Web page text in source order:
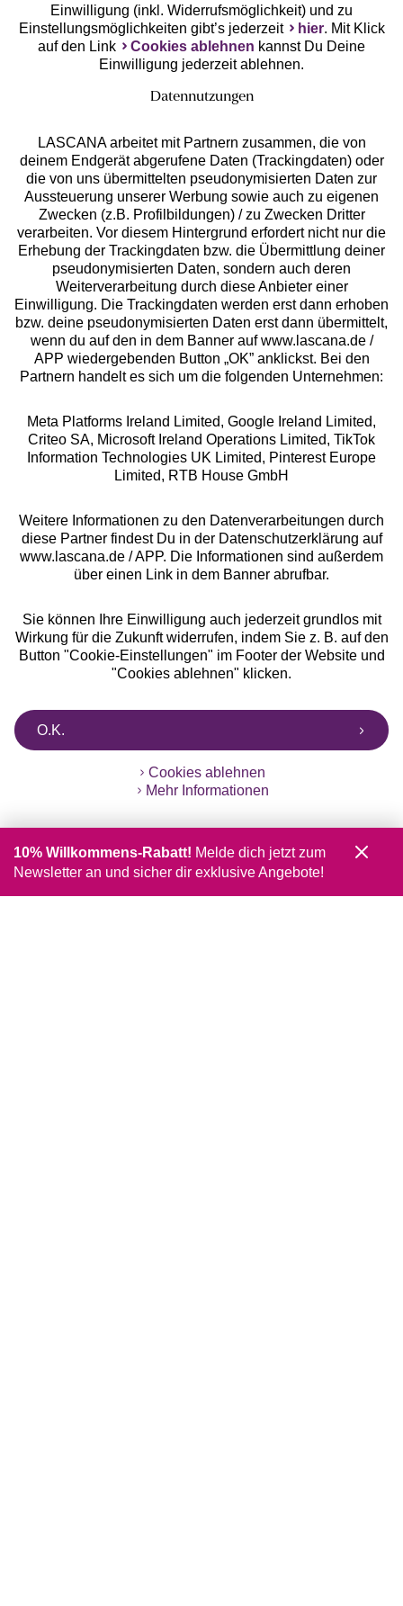
Services
Beratung
Über uns
Rechtliches
Alle Preise inkl. MwSt., zzgl.
Versandkosten
** Bonität vorausgesetzt, berechtigt zur Bonitätsprüfung
Einwilligung (inkl. Widerrufsmöglichkeit) und zu
Einstellungsmöglichkeiten gibt’s jederzeit
hier. Mit Klick
auf den Link
Cookies ablehnen kannst Du Deine
Einwilligung jederzeit ablehnen.
Datennutzungen
LASCANA arbeitet mit Partnern zusammen, die von
deinem Endgerät abgerufene Daten (Trackingdaten) oder
die von uns übermittelten pseudonymisierten Daten zur
Aussteuerung unserer Werbung sowie auch zu eigenen
Zwecken (z.B. Profilbildungen) / zu Zwecken Dritter
verarbeiten. Vor diesem Hintergrund erfordert nicht nur die
Erhebung der Trackingdaten bzw. die Übermittlung deiner
pseudonymisierten Daten, sondern auch deren
Weiterverarbeitung durch diese Anbieter einer
Einwilligung. Die Trackingdaten werden erst dann erhoben
bzw. deine pseudonymisierten Daten erst dann übermittelt,
wenn du auf den in dem Banner auf www.lascana.de /
APP wiedergebenden Button „OK” anklickst. Bei den
Partnern handelt es sich um die folgenden Unternehmen:
Meta Platforms Ireland Limited, Google Ireland Limited,
Criteo SA, Microsoft Ireland Operations Limited, TikTok
Information Technologies UK Limited, Pinterest Europe
Limited, RTB House GmbH
Weitere Informationen zu den Datenverarbeitungen durch
diese Partner findest Du in der Datenschutzerklärung auf
www.lascana.de / APP. Die Informationen sind außerdem
über einen Link in dem Banner abrufbar.
Sie können Ihre Einwilligung auch jederzeit grundlos mit
Wirkung für die Zukunft widerrufen, indem Sie z. B. auf den
Button "Cookie-Einstellungen" im Footer der Website und
"Cookies ablehnen" klicken.
O.K.
Cookies ablehnen
Mehr Informationen
10% Willkommens-Rabatt! Melde dich jetzt zum
Newsletter an und sicher dir exklusive Angebote!